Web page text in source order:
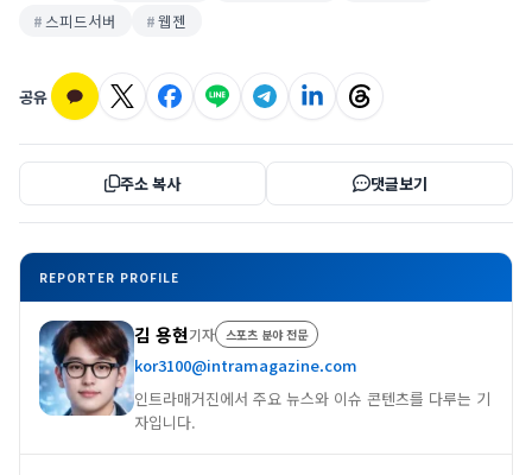
스피드서버
웹젠
공유
주소 복사 댓글보기
REPORTER PROFILE
김 용현기자 스포츠 분야 전문
kor3100@intramagazine.com
인트라매거진에서 주요 뉴스와 이슈 콘텐츠를 다루는 기
자입니다.